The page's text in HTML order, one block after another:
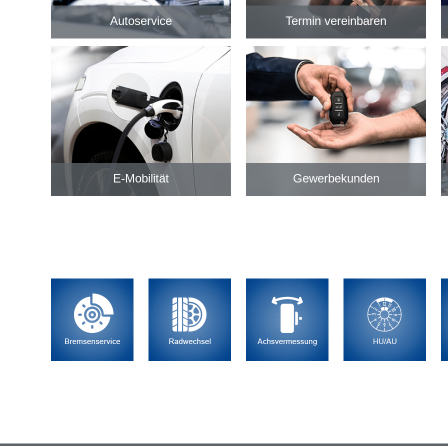
Autoservice Termin vereinbaren
E-Mobilität Gewerbekunden